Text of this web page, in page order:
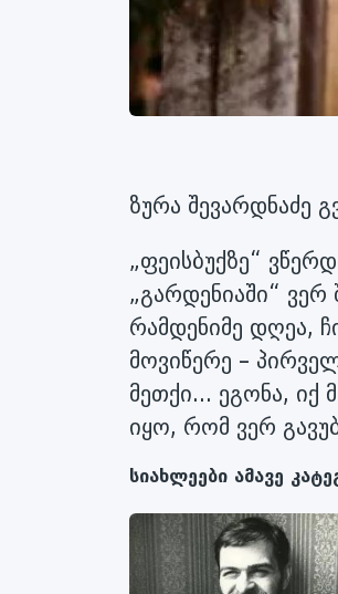
ზურა შევარდნაძე
„ფეისბუქზე“
„გარდენიაში“
რამდენიმე დღეა,
მოვიწერე –
მეთქი... ეგონა, იქ
იყო, რომ ვერ
სიახლეები ამავე